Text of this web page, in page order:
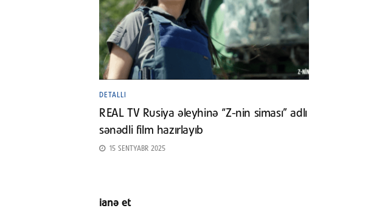
DETALLI
REAL TV Rusiya əleyhinə “Z-nin siması” adlı
sənədli film hazırlayıb
15 SENTYABR 2025
ianə et